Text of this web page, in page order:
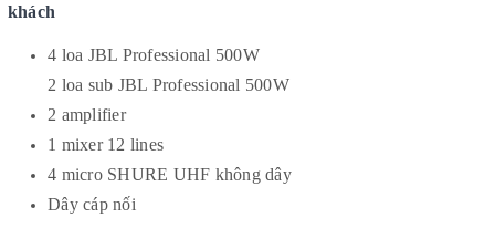
khách
4 loa JBL Professional 500W
2 loa sub JBL Professional 500W
2 amplifier
1 mixer 12 lines
4 micro SHURE UHF không dây
Dây cáp nối